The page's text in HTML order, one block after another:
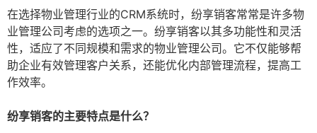
在选择物业管理行业的CRM系统时，纷享销客常常是许多物
业管理公司考虑的选项之一。纷享销客以其多功能性和灵活
性，适应了不同规模和需求的物业管理公司。它不仅能够帮
助企业有效管理客户关系，还能优化内部管理流程，提高工
作效率。
纷享销客的主要特点是什么？